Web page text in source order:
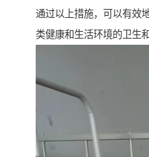
通过以上措施，可以有效
类健康和生活环境的卫生